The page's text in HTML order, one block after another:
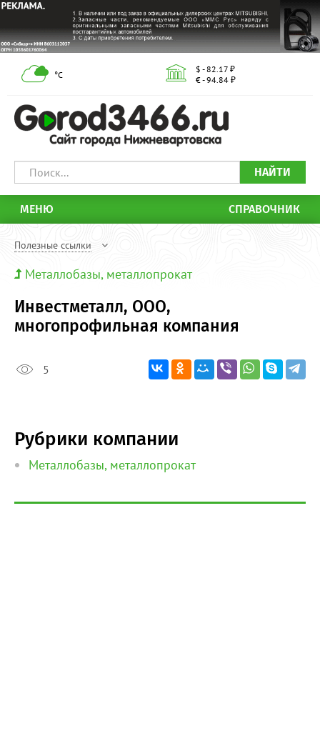
°С
$ - 82.17 ₽
€ - 94.84 ₽
НАЙТИ
МЕНЮ СПРАВОЧНИК
Полезные ссылки
Металлобазы, металлопрокат
Инвестметалл, ООО,
многопрофильная компания
5
Рубрики компании
Металлобазы, металлопрокат